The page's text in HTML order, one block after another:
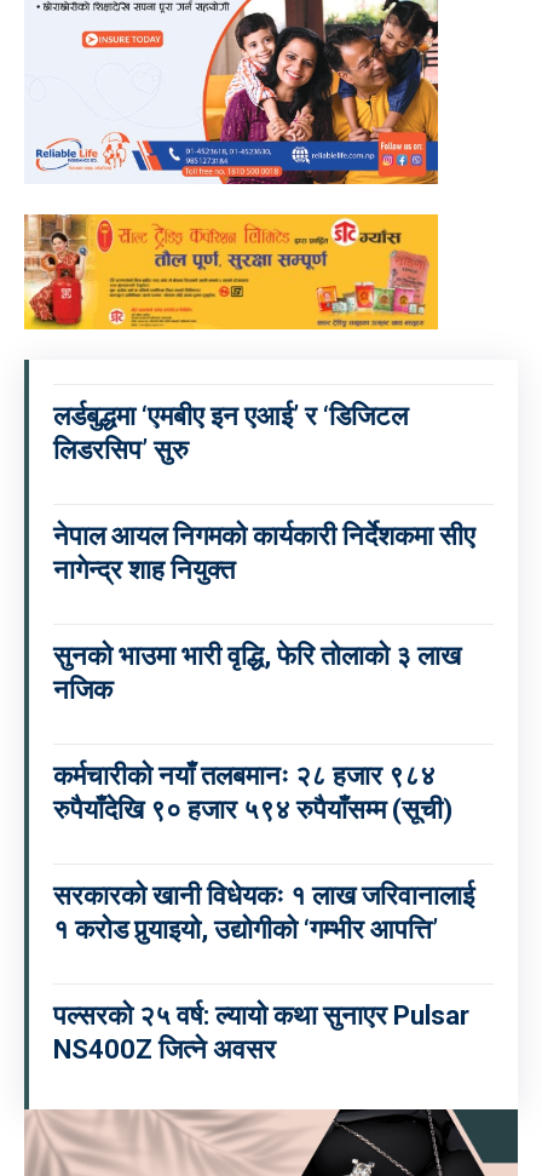
लर्डबुद्धमा ‘एमबीए इन एआई’ र ‘डिजिटल
लिडरसिप’ सुरु
नेपाल आयल निगमको कार्यकारी निर्देशकमा सीए
नागेन्द्र शाह नियुक्त
सुनको भाउमा भारी वृद्धि, फेरि तोलाको ३ लाख
नजिक
कर्मचारीको नयाँ तलबमानः २८ हजार ९८४
रुपैयाँदेखि ९० हजार ५९४ रुपैयाँसम्म (सूची)
सरकारको खानी विधेयकः १ लाख जरिवानालाई
१ करोड पुर्‍याइयो, उद्योगीको ‘गम्भीर आपत्ति’
पल्सरको २५ वर्ष: ल्यायो कथा सुनाएर Pulsar
NS400Z जित्ने अवसर